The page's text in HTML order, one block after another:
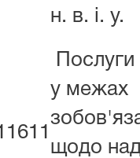
н. в. і. у.
у межах
щодо